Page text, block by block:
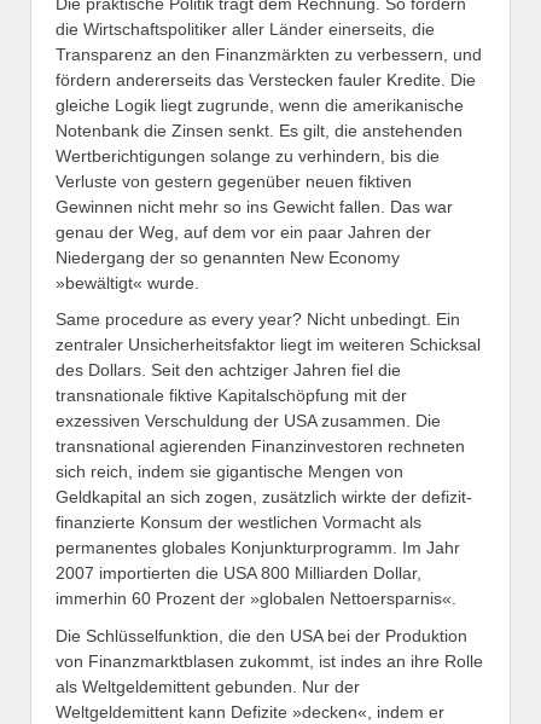
die Wirtschaftspolitiker aller Länder einerseits, die
Transparenz an den Finanzmärkten zu verbessern, und
fördern andererseits das Verstecken fauler Kredite. Die
gleiche Logik liegt zugrunde, wenn die amerikanische
Notenbank die Zinsen senkt. Es gilt, die anstehenden
Wertberich­tigungen solange zu verhindern, bis die
Verluste von gestern gegenüber neuen fiktiven
Gewinnen nicht mehr so ins Gewicht fallen. Das war
genau der Weg, auf dem vor ein paar Jahren der
Niedergang der so genannten New Economy
»bewältigt« wurde.
Same procedure as every year? Nicht unbedingt. Ein
zentraler Unsicherheitsfaktor liegt im weiteren Schicksal
des Dollars. Seit den achtziger Jahren fiel die
transnationale fiktive Kapitalschöpfung mit der
exzessiven Verschuldung der USA zusam­men. Die
transnational agierenden Finanz­inves­toren rechneten
sich reich, indem sie gigantische Mengen von
Geldkapital an sich zogen, zusätzlich wirkte der defizit-
finanzierte Konsum der west­lichen Vormacht als
permanentes globales Konjunkturprogramm. Im Jahr
2007 importierten die USA 800 Milliarden Dollar,
immerhin 60 Prozent der »globalen Nettoersparnis«.
Die Schlüsselfunktion, die den USA bei der Produktion
von Finanzmarktblasen zukommt, ist indes an ihre Rolle
als Weltgeldemittent gebunden. Nur der
Weltgeldemittent kann Defizite »decken«, indem er